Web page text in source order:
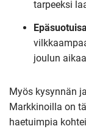
tarpeeksi
joulun
Myös kysynnän
Markkinoilla on
haetuimpia